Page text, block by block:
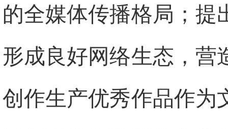
的全媒体传播格局；提
形成良好网络生态，营
创作生产优秀作品作为